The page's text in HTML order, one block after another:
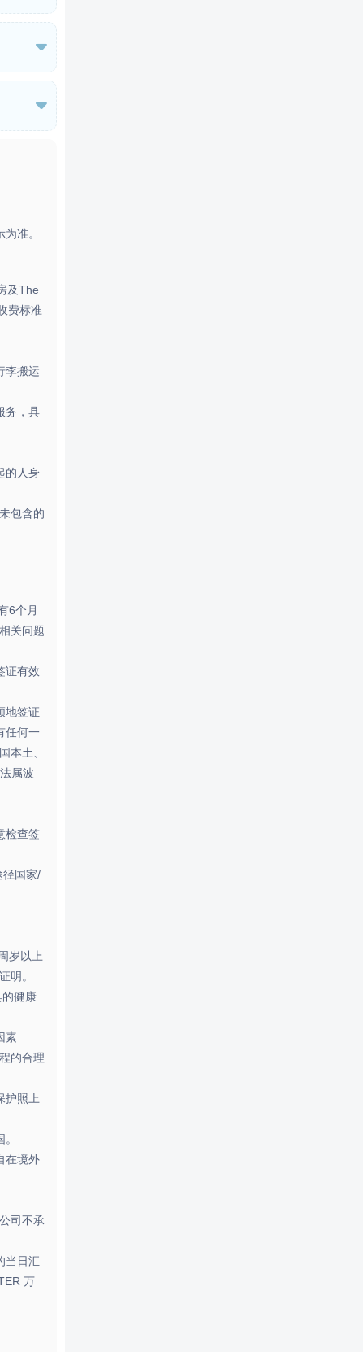
行愿望
里的
般的

行愿望
里的
般的

地
，迷
陆探
准。
及The
费标准
李搬运
务，具
的人身
包含的
6个月
关问题
证有效
地签证
任何一
本土、
属波
检查签
径国家/
岁以上
明。
健康
素
的合理
护照上
在境外
司不承
当日汇
万